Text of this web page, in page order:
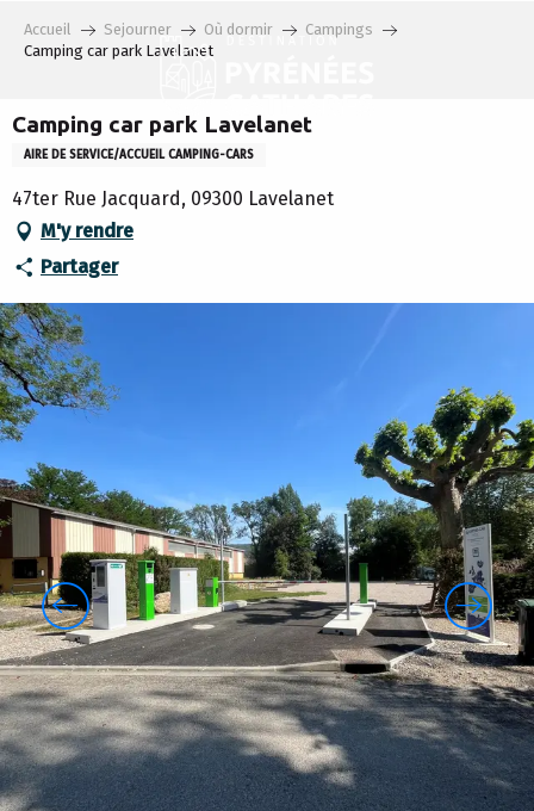
Accueil Sejourner Où dormir
Campings
Camping car park Lavelanet
Camping car park Lavelanet
AIRE DE SERVICE/ACCUEIL CAMPING-CARS
47ter Rue Jacquard, 09300 Lavelanet
M'y rendre
Partager